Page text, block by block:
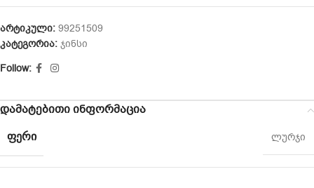
არტიკული: 99251509
კატეგორია: ჯინსი
Follow:
დამატებითი ინფორმაცია
ᲤᲔᲠᲘ
ლურჯი